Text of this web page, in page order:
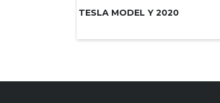
TESLA MODEL Y 2020